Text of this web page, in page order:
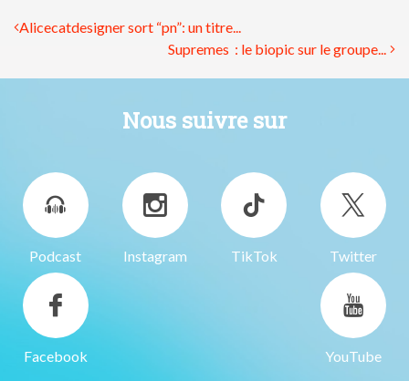
Alicecatdesigner sort “pn”: un titre...
Supremes : le biopic sur le groupe...
Nous suivre sur
Podcast Instagram TikTok Twitter
Facebook YouTube